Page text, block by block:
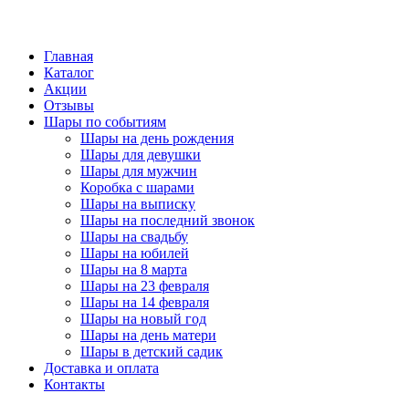
Главная
Каталог
Акции
Отзывы
Шары по событиям
Шары на день рождения
Шары для девушки
Шары для мужчин
Коробка с шарами
Шары на выписку
Шары на последний звонок
Шары на свадьбу
Шары на юбилей
Шары на 8 марта
Шары на 23 февраля
Шары на 14 февраля
Шары на новый год
Шары на день матери
Шары в детский садик
Доставка и оплата
Контакты